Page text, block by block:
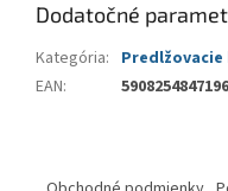
Dodatočné
Kategória: Predlžovacie
EAN: 5908254847196